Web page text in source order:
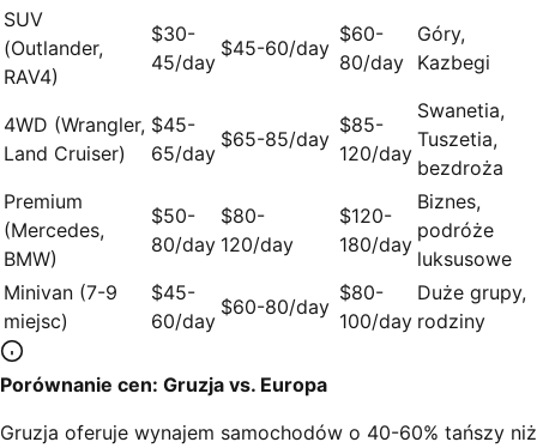
SUV
(Outlander,
RAV4)
$30-
45/day
$45-60/day
$60-
80/day
Góry,
Kazbegi
4WD (Wrangler,
Land Cruiser)
$45-
65/day
$65-85/day
$85-
120/day
Swanetia,
Tuszetia,
bezdroża
Premium
(Mercedes,
BMW)
$50-
80/day
$80-
120/day
$120-
180/day
Biznes,
podróże
luksusowe
Minivan (7-9
miejsc)
$45-
60/day
$60-80/day
$80-
100/day
Duże grupy,
rodziny
Porównanie cen: Gruzja vs. Europa
Gruzja oferuje wynajem samochodów o 40-60% tańszy niż